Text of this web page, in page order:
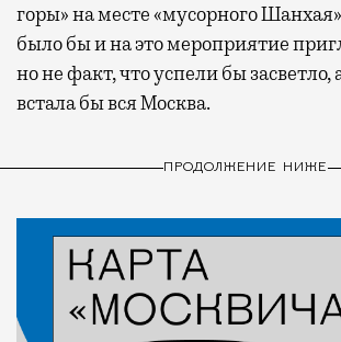
горы» на месте «мусорного
было бы и на это мероприятие
но не факт, что успели бы засветло,
встала бы вся Москва.
ПРОДОЛЖЕНИЕ НИЖЕ